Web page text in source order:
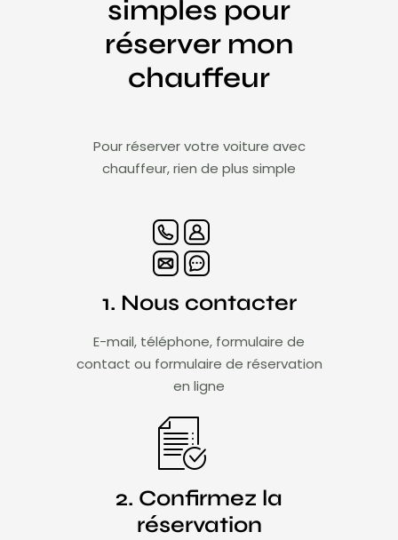
simples pour
réserver mon
chauffeur
Pour réserver votre voiture avec
chauffeur, rien de plus simple
1. Nous contacter
E-mail, téléphone, formulaire de
contact ou formulaire de réservation
en ligne
2. Confirmez la
réservation